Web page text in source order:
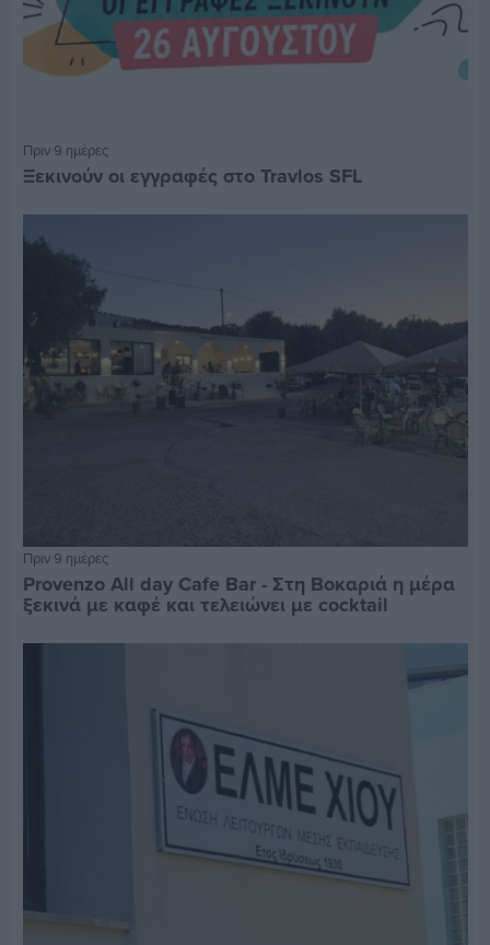
Πριν 9 ημέρες
Ξεκινούν οι εγγραφές στο Travlos SFL
Πριν 9 ημέρες
Provenzo All day Cafe Bar - Στη Βοκαριά η μέρα
ξεκινά με καφέ και τελειώνει με cocktail